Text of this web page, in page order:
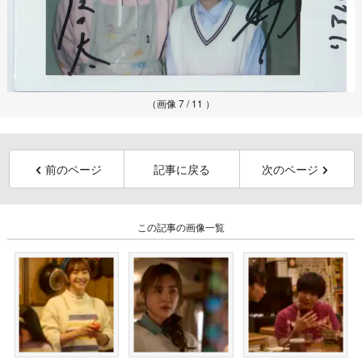
（画像 7 / 11 ）
前のページ 記事に戻る 次のページ
この記事の画像一覧